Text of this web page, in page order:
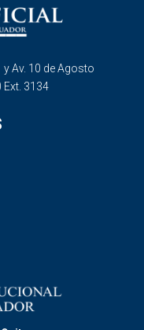
Av. 10 de Agosto
Ext. 3134